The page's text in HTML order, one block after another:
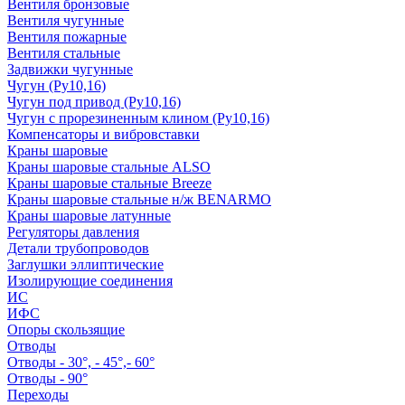
Вентиля бронзовые
Вентиля чугунные
Вентиля пожарные
Вентиля стальные
Задвижки чугунные
Чугун (Ру10,16)
Чугун под привод (Ру10,16)
Чугун с прорезиненным клином (Ру10,16)
Компенсаторы и вибровставки
Краны шаровые
Краны шаровые стальные ALSO
Краны шаровые стальные Breeze
Краны шаровые стальные н/ж BENARMO
Краны шаровые латунные
Регуляторы давления
Детали трубопроводов
Заглушки эллиптические
Изолирующие соединения
ИС
ИФС
Опоры скользящие
Отводы
Отводы - 30°, - 45°,- 60°
Отводы - 90°
Переходы